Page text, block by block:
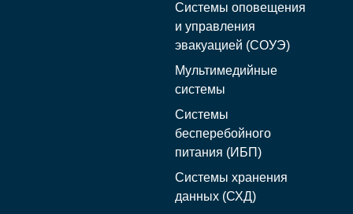
Системы оповещения
и управления
эвакуацией (СОУЭ)
Мультимедийные
системы
Системы
бесперебойного
питания (ИБП)
Системы хранения
данных (СХД)